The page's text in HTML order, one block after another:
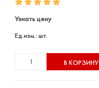
Узнать цену
Ед.изм.: шт.
В КОРЗИНУ